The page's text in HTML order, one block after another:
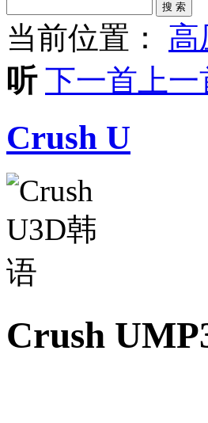
搜 索
当前位置： 高
听 下一首 上
Crush U
Crush